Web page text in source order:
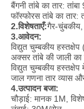
बैंगनी तांबे का तार:
फॉस्फोरस तांबे का
2.विशेषताएँ:गैर-चुंबकीय,
3.आवेदन:
विद्युत चुम्बकीय
अक्सर तांबे की जाली का
विद्युत चुम्बकीय
जाल गणना तार व्यास
4.उत्पादन बजा:
चौड़ाई: मानक 1M,